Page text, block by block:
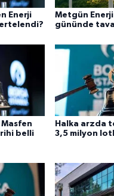
Enerji
Metgün
gününde
Masfen
belli
Halka arzda
3,5 milyon